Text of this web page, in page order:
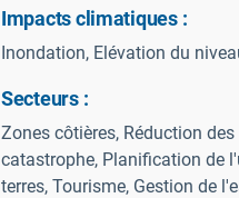
Impacts climatiques :
Inondation, Elévation du
Secteurs :
Zones côtières, Réduction
catastrophe, Planification de
terres, Tourisme, Gestion de